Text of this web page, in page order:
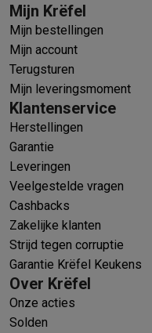
Mijn Krëfel
Mijn bestellingen
Mijn account
Terugsturen
Mijn leveringsmoment
Klantenservice
Herstellingen
Garantie
Leveringen
Veelgestelde vragen
Cashbacks
Zakelijke klanten
Strijd tegen corruptie
Garantie Krëfel Keukens
Over Krëfel
Onze acties
Solden